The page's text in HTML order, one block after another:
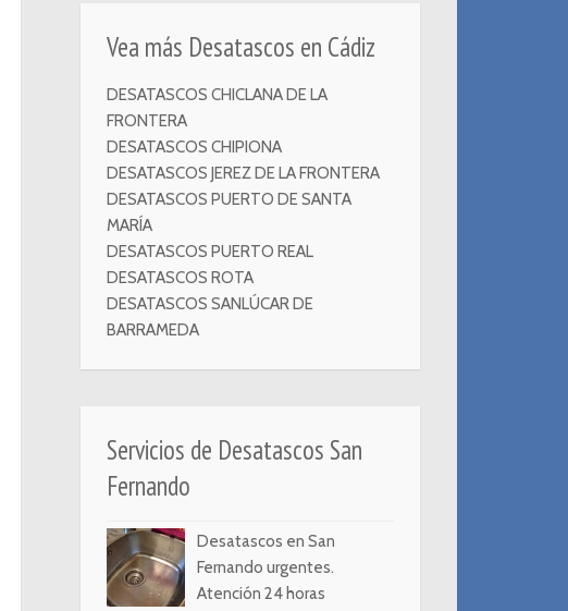
Vea más Desatascos en Cádiz
DESATASCOS CHICLANA DE LA
FRONTERA
DESATASCOS CHIPIONA
DESATASCOS JEREZ DE LA FRONTERA
DESATASCOS PUERTO DE SANTA
MARÍA
DESATASCOS PUERTO REAL
DESATASCOS ROTA
DESATASCOS SANLÚCAR DE
BARRAMEDA
Servicios de Desatascos San
Fernando
Desatascos en San
Fernando urgentes.
Atención 24 horas